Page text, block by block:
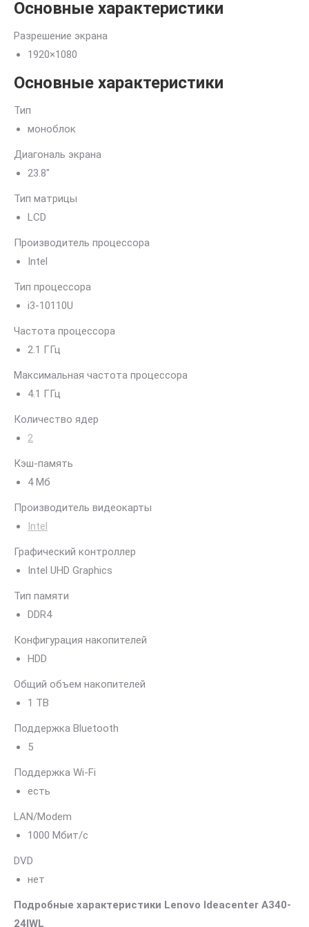
Основные характеристики
Разрешение экрана
1920×1080
Основные характеристики
Тип
моноблок
Диагональ экрана
23.8″
Тип матрицы
LCD
Производитель процессора
Intel
Тип процессора
i3-10110U
Частота процессора
2.1 ГГц
Максимальная частота процессора
4.1 ГГц
Количество ядер
2
Кэш-память
4 Мб
Производитель видеокарты
Intel
Графический контроллер
Intel UHD Graphics
Тип памяти
DDR4
Конфигурация накопителей
HDD
Общий объем накопителей
1 TB
Поддержка Bluetooth
5
Поддержка Wi-Fi
есть
LAN/Modem
1000 Мбит/с
DVD
нет
Подробные характеристики Lenovo Ideacenter A340-
24IWL